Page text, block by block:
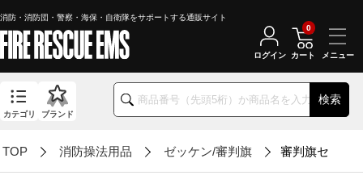
消防・消防団・警察・海保・自衛隊をサポートする通販サイト
検索
カテゴリ ブランド
ログイン カート
0
TOP 消防操法用品 ゼッケン/審判旗 審判旗セット